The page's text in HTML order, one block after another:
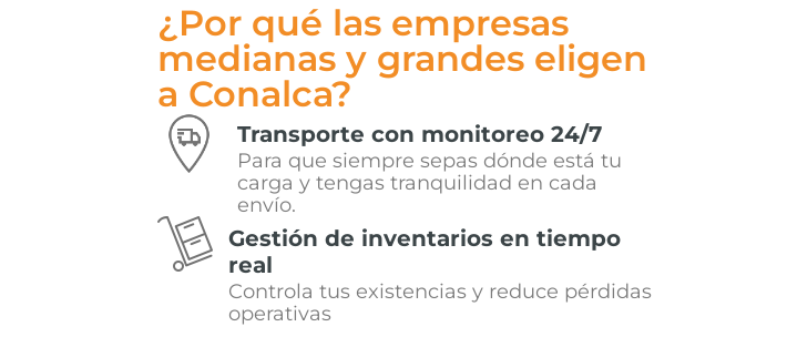
¿Por qué las empresas
medianas y grandes eligen
a Conalca?
Transporte con monitoreo24/7
Para que siempre sepas dónde está tu
carga y tengas tranquilidad en cada
envío.
Gestión de inventarios en tiempo
real
Controla tus existencias y reduce pérdidas
operativas